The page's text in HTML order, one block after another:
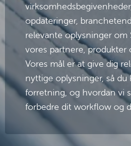
opdateringer,
relevante oplysninger om
vores partnere, produkter
Vores mål er at give dig
nyttige oplysninger, så du
forretning, og hvordan vi
forbedre dit workflow og
Nuværende